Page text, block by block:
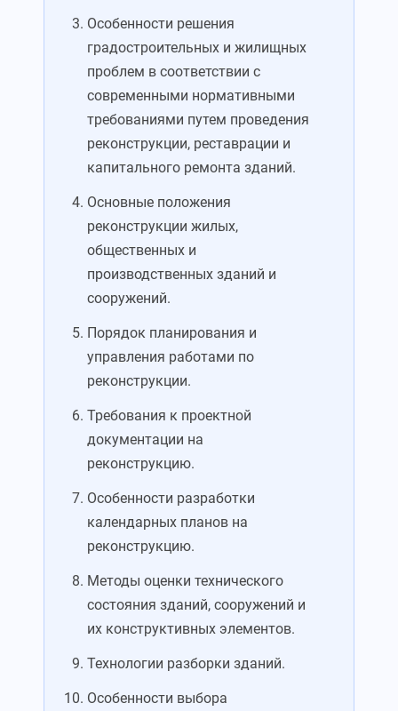
Особенности решения
градостроительных и жилищных
проблем в соответствии с
современными нормативными
требованиями путем проведения
реконструкции, реставрации и
капитального ремонта зданий.
Основные положения
реконструкции жилых,
общественных и
производственных зданий и
сооружений.
Порядок планирования и
управления работами по
реконструкции.
Требования к проектной
документации на
реконструкцию.
Особенности разработки
календарных планов на
реконструкцию.
Методы оценки технического
состояния зданий, сооружений и
их конструктивных элементов.
Технологии разборки зданий.
Особенности выбора